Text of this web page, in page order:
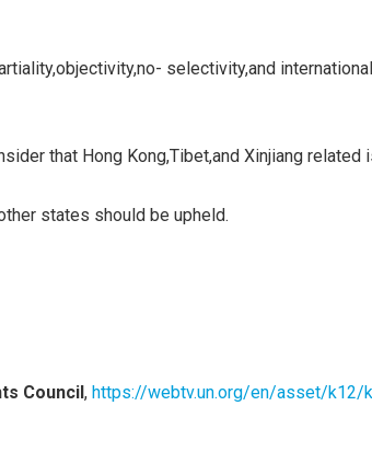
selectivity,and
that Hong Kong,Tibet,and Xinjiang related
states should be upheld.
Council, https://webtv.un.org/en/asset/k12/